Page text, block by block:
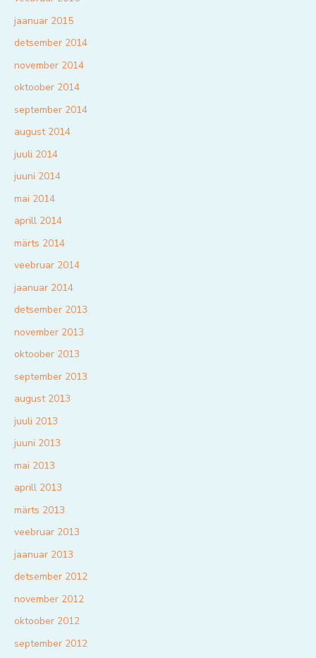
jaanuar 2015
detsember 2014
november 2014
oktoober 2014
september 2014
august 2014
juuli 2014
juuni 2014
mai 2014
aprill 2014
märts 2014
veebruar 2014
jaanuar 2014
detsember 2013
november 2013
oktoober 2013
september 2013
august 2013
juuli 2013
juuni 2013
mai 2013
aprill 2013
märts 2013
veebruar 2013
jaanuar 2013
detsember 2012
november 2012
oktoober 2012
september 2012